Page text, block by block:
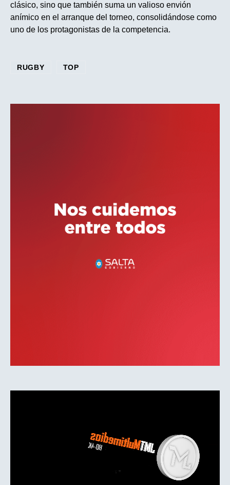
clásico, sino que también suma un valioso envión
anímico en el arranque del torneo, consolidándose como
uno de los protagonistas de la competencia.
RUGBY TOP